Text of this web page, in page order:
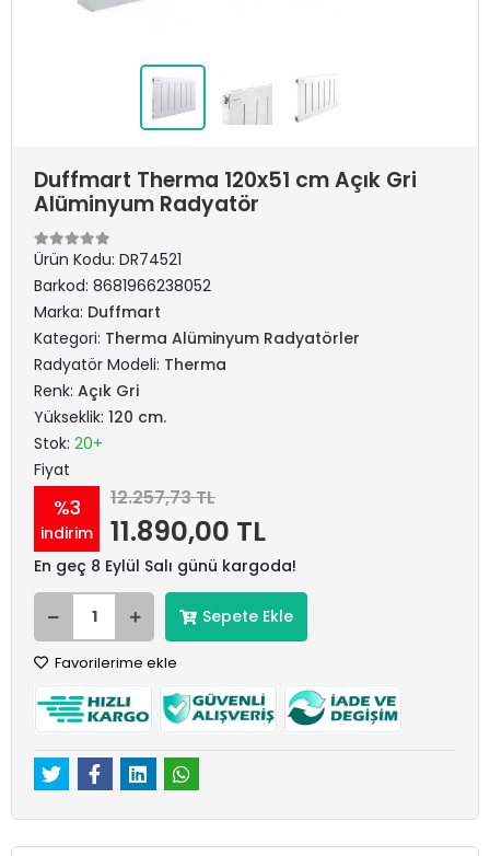
Duffmart Therma 120x51 cm Açık Gri
Alüminyum Radyatör
Ürün Kodu: DR74521
Barkod: 8681966238052
Marka: Duffmart
Kategori: Therma Alüminyum Radyatörler
Radyatör Modeli: Therma
Renk: Açık Gri
Yükseklik: 120 cm.
Stok: 20+
Fiyat
%3
indirim
12.257,73 TL
11.890,00 TL
En geç 8 Eylül Salı günü kargoda!
Sepete Ekle
Favorilerime ekle